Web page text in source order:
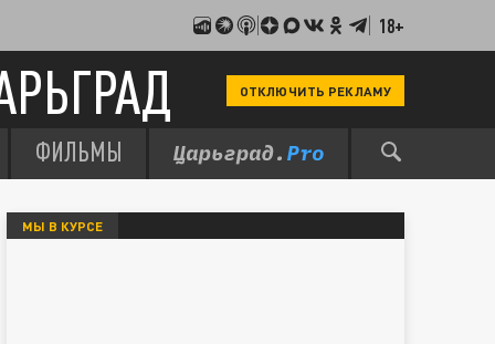
18+
ОТКЛЮЧИТЬ РЕКЛАМУ
ФИЛЬМЫ
МЫ В КУРСЕ